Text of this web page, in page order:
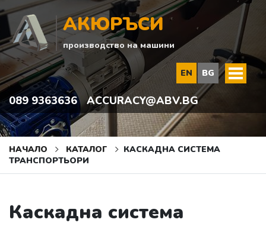
АКЮРЪСИ
производство на машини
EN BG
089 9363636 ACCURACY@ABV.BG
НАЧАЛО КАТАЛОГ
КАСКАДНА СИСТЕМА
ТРАНСПОРТЬОРИ
Каскадна система